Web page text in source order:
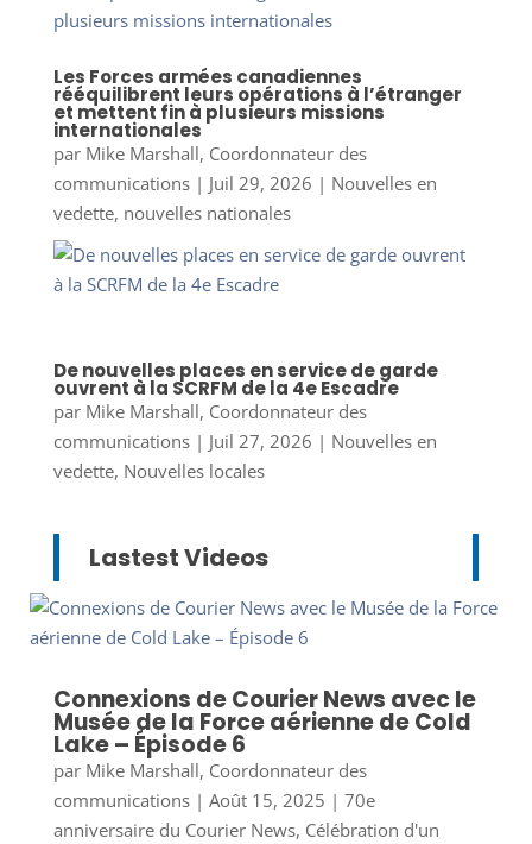
Les Forces armées canadiennes
rééquilibrent leurs opérations à l’étranger
et mettent fin à plusieurs missions
internationales
par Mike Marshall, Coordonnateur des
communications| Juil 29, 2026 | Nouvelles en
vedette, nouvelles nationales
De nouvelles places en service de garde
ouvrent à la SCRFM de la 4e Escadre
par Mike Marshall, Coordonnateur des
communications| Juil 27, 2026 | Nouvelles en
vedette, Nouvelles locales
Lastest Videos
Connexions de Courier News avec le
Musée de la Force aérienne de Cold
Lake – Épisode 6
par Mike Marshall, Coordonnateur des
communications| Août 15, 2025 | 70e
anniversaire du Courier News, Célébration d'un